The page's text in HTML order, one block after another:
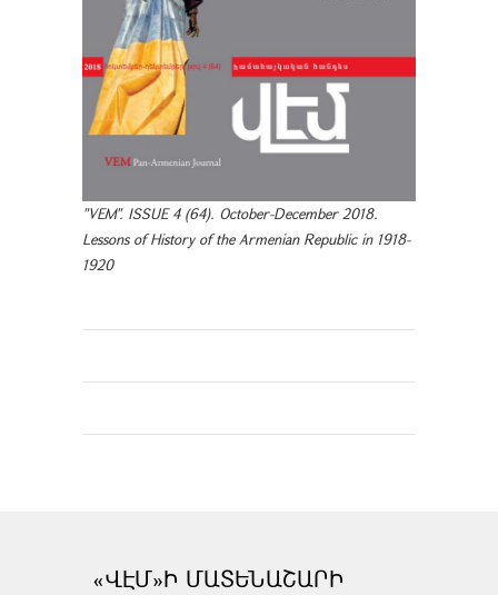
"VEM". ISSUE 4 (64). October-December 2018.
Lessons of History of the Armenian Republic in 1918-
1920
«ՎԷՄ»Ի ՄԱՏԵՆԱՇԱՐԻ